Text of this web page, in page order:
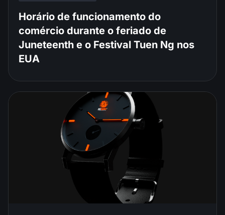
Horário de funcionamento do
comércio durante o feriado de
Juneteenth e o Festival Tuen Ng nos
EUA